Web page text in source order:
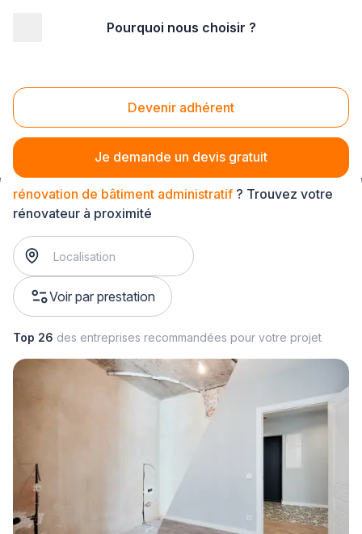
Pourquoi nous choisir ?
Devenir adhérent
Je demande un devis gratuit
Rénovation de bâtiment administratif
rénovation de bâtiment administratif ? Trouvez votre
rénovateur à proximité
Voir par prestation
Top 26 des entreprises recommandées pour votre projet